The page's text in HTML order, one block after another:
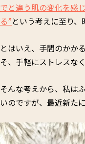
でと違う肌の変化を感
る”という考えに至り
とはいえ、手間のかか
そ、手軽にストレスな
そんな考えから、私は
いのですが、最近新た